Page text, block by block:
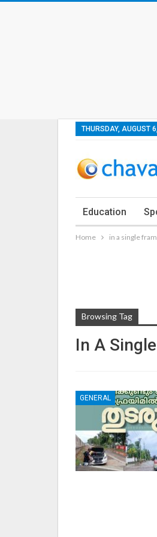
THURSDAY, AUGUST
Education
Home in a single
Browsing Tag
In A
GENERAL